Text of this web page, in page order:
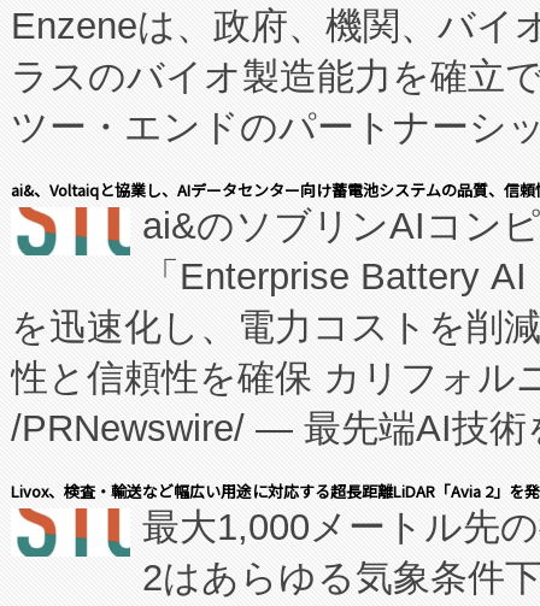
Enzeneは、政府、機関、バイ
ラスのバイオ製造能力を確立
ツー・エンドのパートナーシ
表しました。 同社の実績ある
manufacturing™ (FCCM™) プ
たNeXは、バイオ医薬品製造
従来のフェッドバッチ施設の
に、患者やサプライチェーン
キー方式で拡張性が高く、持
す。FCCM‑を活用した現地生
患者にとっての費用負担を大
のアクセスを大幅に拡大する
ai&、Voltaiqと協業し、AIデータセンター向け蓄電池システムの品質、信
ai&のソブリンAIコン
「Enterprise Battery
を迅速化し、電力コストを削
性と信頼性を確保 カリフォル
/PRNewswire/ — 最先端AI技術
会社エーアイ・アンド：本社
President原信平）と、エンタ
ードするVoltaiqは、日本にあ
Livox、検査・輸送など幅広い用途に対応する超長距離LiDAR「Avia 2」を
最大1,000メートル先
2はあらゆる気象条件